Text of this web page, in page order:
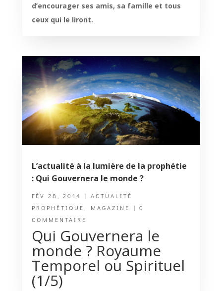
d’encourager ses amis, sa famille et tous
ceux qui le liront.
L’actualité à la lumière de la prophétie
: Qui Gouvernera le monde ?
FÉV 28, 2014 | ACTUALITÉ
PROPHÉTIQUE
MAGAZINE
| 0
COMMENTAIRE
Qui Gouvernera le
monde ? Royaume
Temporel ou Spirituel
(1/5)